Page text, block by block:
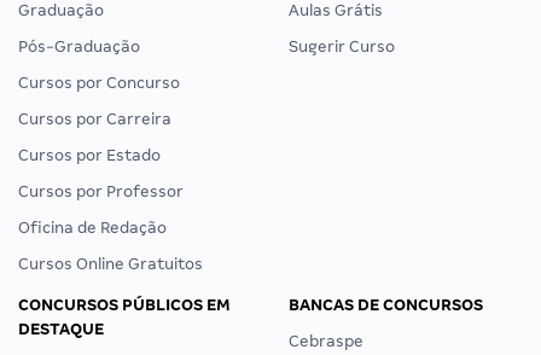
Graduação
Pós-Graduação
Cursos por Concurso
Cursos por Carreira
Cursos por Estado
Cursos por Professor
Oficina de Redação
Cursos Online Gratuitos
Aulas Grátis
Sugerir Curso
CONCURSOS PÚBLICOS EM
DESTAQUE
BANCAS DE CONCURSOS
Cebraspe